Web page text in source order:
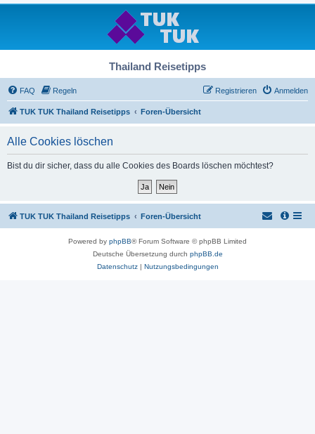
Thailand Reisetipps
FAQ Regeln Anmelden
Registrieren
TUK TUK Thailand Reisetipps Foren-Übersicht
Alle Cookies löschen
Bist du dir sicher, dass du alle Cookies des Boards löschen möchtest?
TUK TUK Thailand Reisetipps Foren-Übersicht
Powered by phpBB® Forum Software © phpBB Limited
Deutsche Übersetzung durch phpBB.de
Datenschutz| Nutzungsbedingungen